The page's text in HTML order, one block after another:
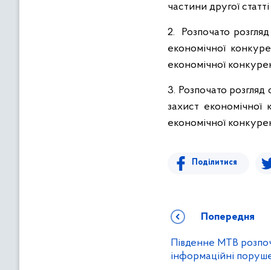
частини другої
2. Розпочато
економічної
економічної
3. Розпочато
захист економічної
економічної
Поділитися
Попередня
Південне МТВ
інформаційні